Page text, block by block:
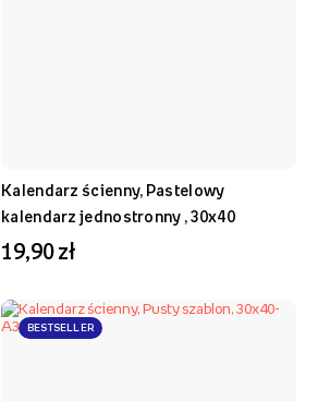
Kalendarz ścienny, Pastelowy
kalendarz jednostronny , 30x40
19,90 zł
BESTSELLER